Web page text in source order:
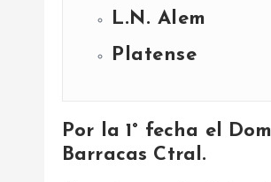
L.N. Alem
Platense
Por la 1° fecha el
Barracas Ctral.